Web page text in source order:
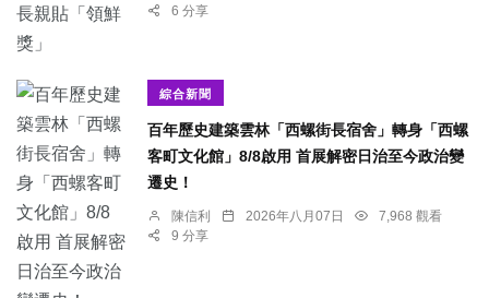
6 分享
綜合新聞
百年歷史建築雲林「西螺街長宿舍」轉身「西螺
客町文化館」8/8啟用 首展解密日治至今政治變
遷史！
陳信利 2026年八月07日
7,968 觀看
9 分享